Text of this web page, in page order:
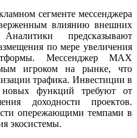
сегменте мессенджера
влиянию внешних
предсказывают
по мере увеличения
Мессенджер MAX
игроком на рынке, что
трафика. Инвестиции в
новых функций требуют от
доходности проектов.
опережающими темпами в
экосистемы.